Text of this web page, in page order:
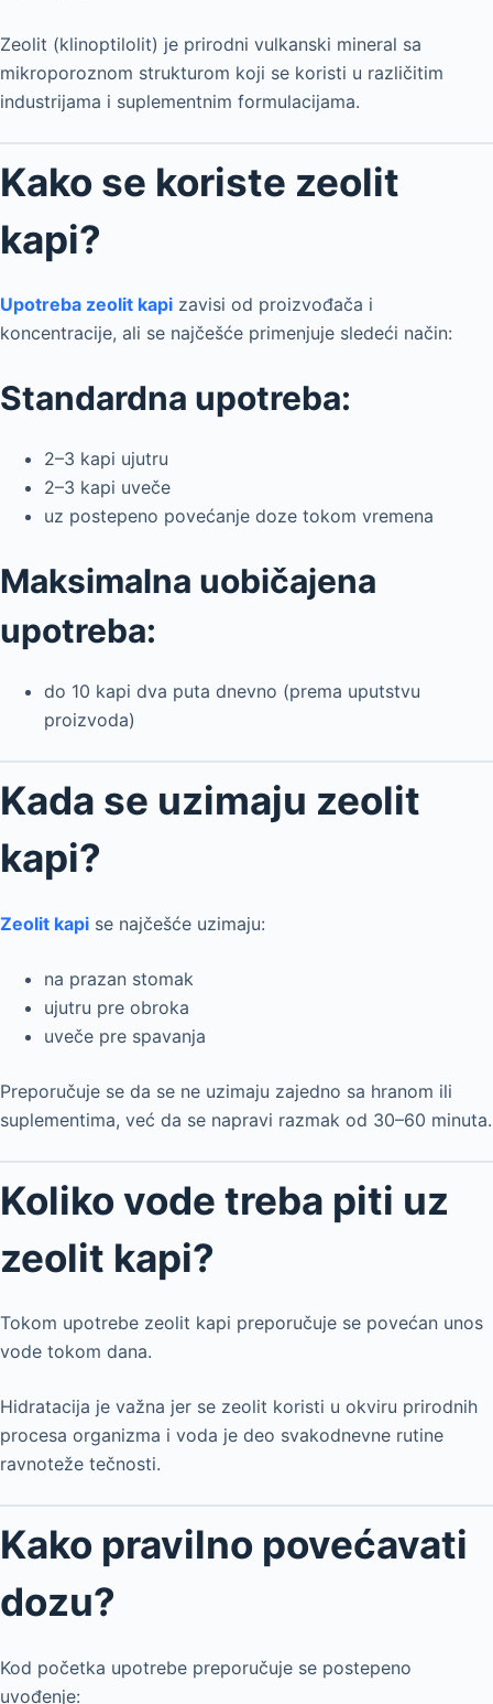
Zeolit (klinoptilolit) je prirodni vulkanski mineral sa
mikroporoznom strukturom koji se koristi u različitim
industrijama i suplementnim formulacijama.
Kako se koriste zeolit
kapi?
Upotreba zeolit kapi zavisi od proizvođača i
koncentracije, ali se najčešće primenjuje sledeći način:
Standardna upotreba:
2–3 kapi ujutru
2–3 kapi uveče
uz postepeno povećanje doze tokom vremena
Maksimalna uobičajena
upotreba:
do 10 kapi dva puta dnevno (prema uputstvu
proizvoda)
Kada se uzimaju zeolit
kapi?
Zeolit kapi se najčešće uzimaju:
na prazan stomak
ujutru pre obroka
uveče pre spavanja
Preporučuje se da se ne uzimaju zajedno sa hranom ili
suplementima, već da se napravi razmak od 30–60 minuta.
Koliko vode treba piti uz
zeolit kapi?
Tokom upotrebe zeolit kapi preporučuje se povećan unos
vode tokom dana.
Hidratacija je važna jer se zeolit koristi u okviru prirodnih
procesa organizma i voda je deo svakodnevne rutine
ravnoteže tečnosti.
Kako pravilno povećavati
dozu?
Kod početka upotrebe preporučuje se postepeno
uvođenje: